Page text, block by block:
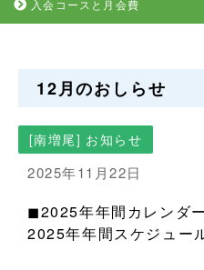
入会コースと月会費
12月のおしらせ
[南増尾] お知らせ
2025年11月22日
◼︎2025年年間カレンダー
2025年年間スケジュー